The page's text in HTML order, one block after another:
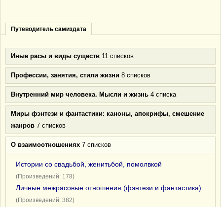
Путеводитель самиздата
Иные расы и виды существ 11 списков
Профессии, занятия, стили жизни 8 списков
Внутренний мир человека. Мысли и жизнь 4 списка
Миры фэнтези и фантастики: каноны, апокрифы, смешение
жанров 7 списков
О взаимоотношениях 7 списков
Истории со свадьбой, женитьбой, помолвкой
(Произведений: 178)
Личные межрасовые отношения (фэнтези и фантастика)
(Произведений: 382)